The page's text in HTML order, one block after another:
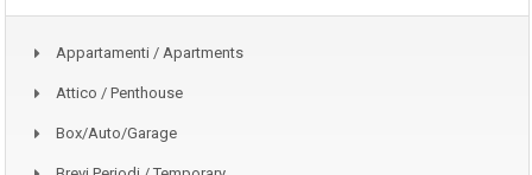
Appartamenti / Apartments
Attico / Penthouse
Box/auto/garage